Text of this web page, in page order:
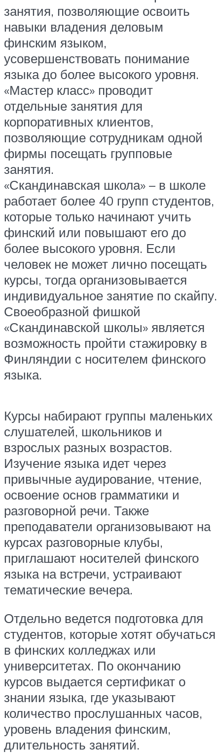
занятия, позволяющие освоить
навыки владения деловым
финским языком,
усовершенствовать понимание
языка до более высокого уровня.
«Мастер класс» проводит
отдельные занятия для
корпоративных клиентов,
позволяющие сотрудникам одной
фирмы посещать групповые
занятия.
«Скандинавская школа» – в школе
работает более 40 групп студентов,
которые только начинают учить
финский или повышают его до
более высокого уровня. Если
человек не может лично посещать
курсы, тогда организовывается
индивидуальное занятие по скайпу.
Своеобразной фишкой
«Скандинавской школы» является
возможность пройти стажировку в
Финляндии с носителем финского
языка.
Курсы набирают группы маленьких
слушателей, школьников и
взрослых разных возрастов.
Изучение языка идет через
привычные аудирование, чтение,
освоение основ грамматики и
разговорной речи. Также
преподаватели организовывают на
курсах разговорные клубы,
приглашают носителей финского
языка на встречи, устраивают
тематические вечера.
Отдельно ведется подготовка для
студентов, которые хотят обучаться
в финских колледжах или
университетах. По окончанию
курсов выдается сертификат о
знании языка, где указывают
количество прослушанных часов,
уровень владения финским,
длительность занятий.